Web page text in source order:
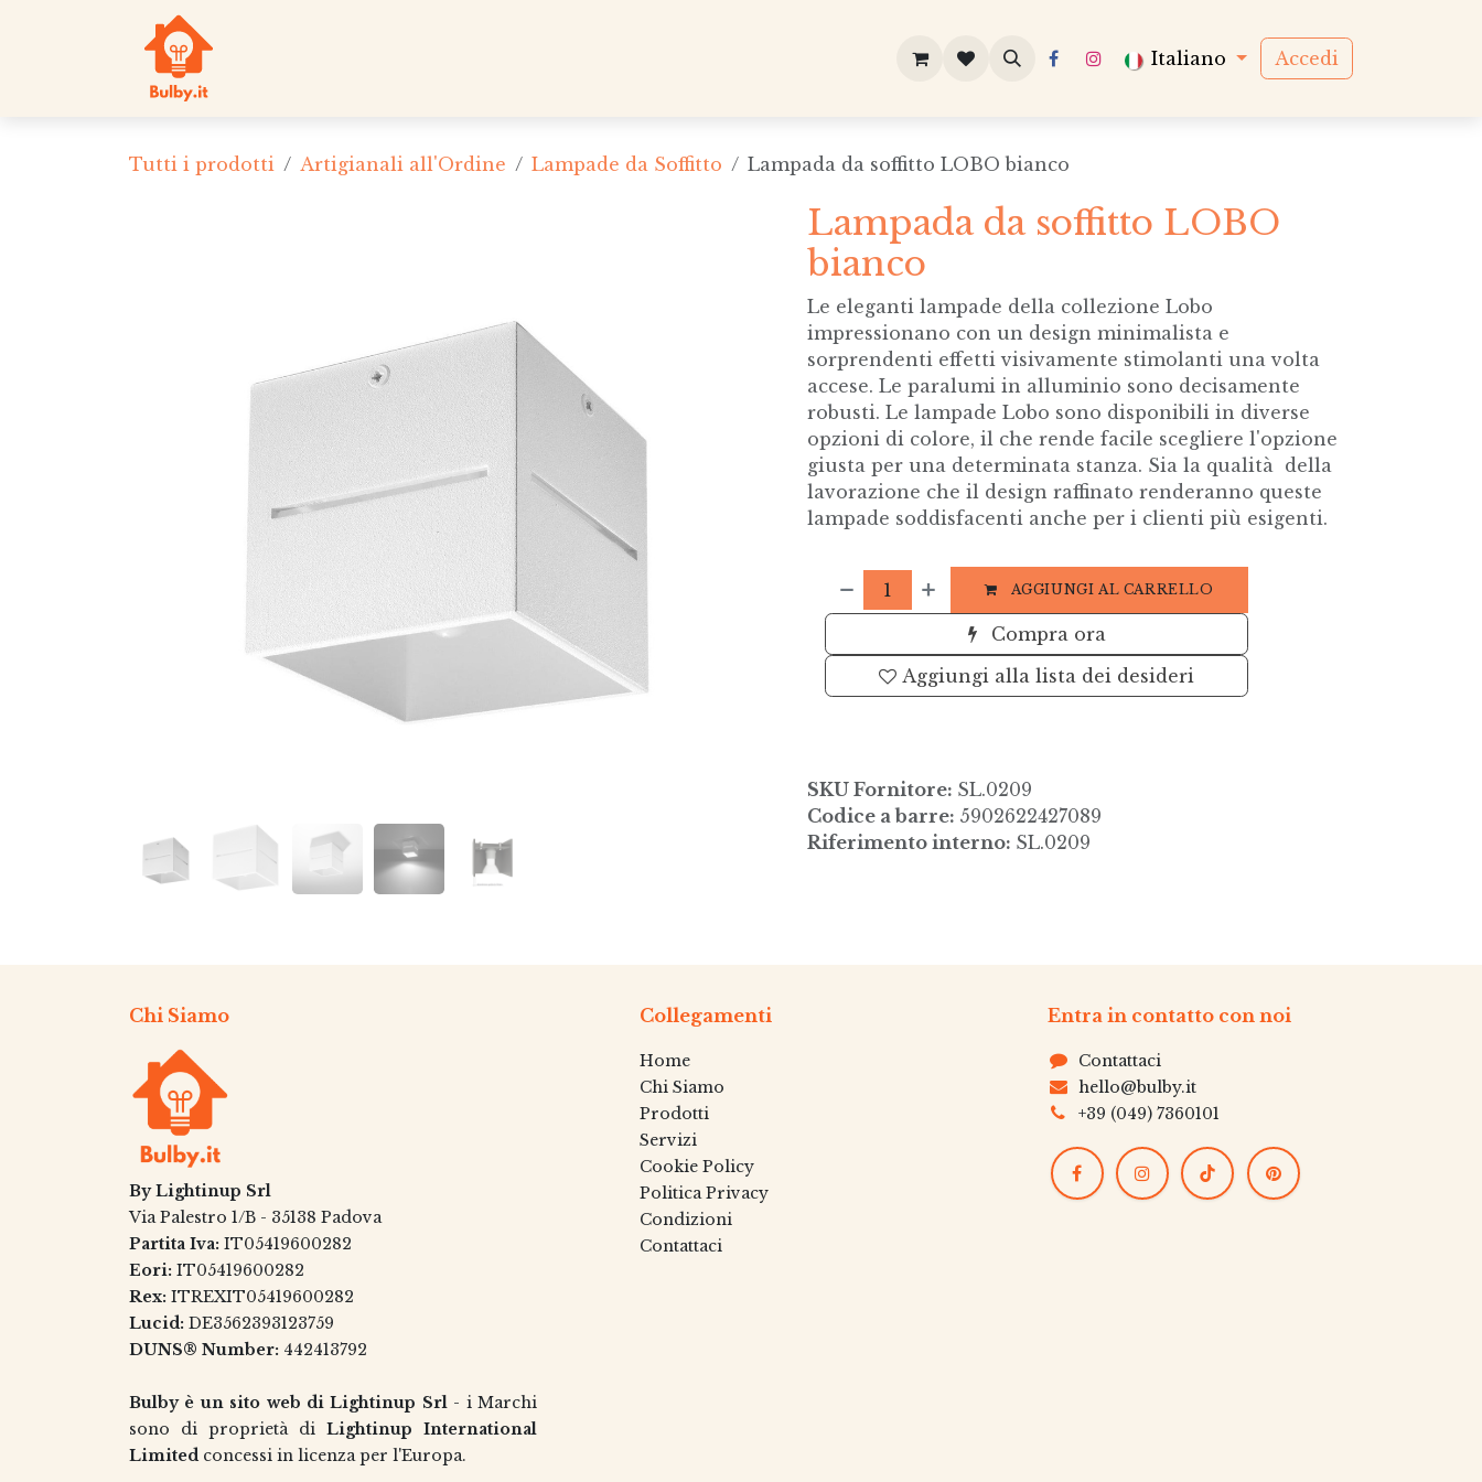
Italiano Accedi
Tutti i prodotti Artigianali all'Ordine Lampade da Soffitto Lampada da soffitto LOBO bianco
Lampada da soffitto LOBO
bianco
Le eleganti lampade della collezione Lobo
impressionano con un design minimalista e
sorprendenti effetti visivamente stimolanti una volta
accese. Le paralumi in alluminio sono decisamente
robusti. Le lampade Lobo sono disponibili in diverse
opzioni di colore, il che rende facile scegliere l'opzione
giusta per una determinata stanza. Sia la qualità della
lavorazione che il design raffinato renderanno queste
lampade soddisfacenti anche per i clienti più esigenti.
AGGIUNGI AL CARRELLO
Compra ora
Aggiungi alla lista dei desideri
SKU Fornitore: SL.0209
Codice a barre: 5902622427089
Riferimento interno: SL.0209
Chi Siamo
ByLightinup Srl
Via Palestro 1/B - 35138 Padova
Partita Iva: IT05419600282
Eori: IT05419600282
Rex: ITREXIT05419600282
Lucid: DE3562393123759
DUNS® Number: 442413792
Bulby è un sito web di Lightinup Srl - iMarchi
sono di proprietà di Lightinup International
Limited concessi in licenza per l'Europa.
Collegamenti
Home
Chi Siamo
Prodotti
Servizi
Cookie Policy
Politica Privacy
Condizioni
Contattaci
Entra in contatto con noi
Contattaci
hello@bulby.it
+39 (049) 7360101